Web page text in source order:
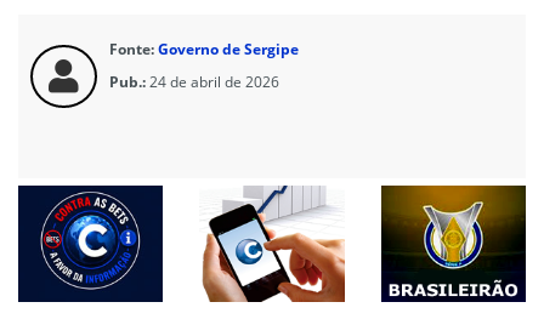
Fonte:Governo de Sergipe
Pub.:24 de abril de 2026